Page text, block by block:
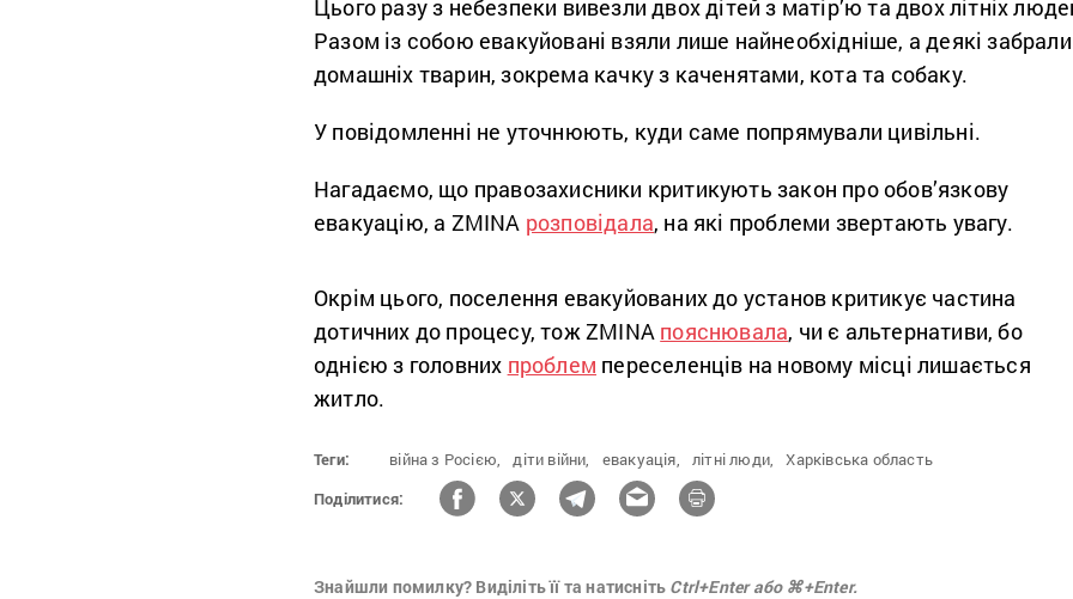
Цього разу з небезпеки вивезли двох дітей з матір’ю та двох літніх
Разом із собою евакуйовані взяли лише найнеобхідніше, а деякі забрали
домашніх тварин, зокрема качку з каченятами, кота та собаку.
У повідомленні не уточнюють, куди саме попрямували цивільні.
Нагадаємо, що правозахисники критикують закон про обов’язкову
евакуацію, а ZMINA розповідала, на які проблеми звертають увагу.
Окрім цього, поселення евакуйованих до установ критикує частина
дотичних до процесу, тож ZMINA пояснювала, чи є альтернативи, бо
однією з головних проблем переселенців на новому місці лишається
житло.
Теги: війна з Росією, діти війни, евакуація, літні люди,
Харківська область
Поділитися:
Знайшли помилку? Виділіть її та натисніть Ctrl+Enter або ⌘+Enter.